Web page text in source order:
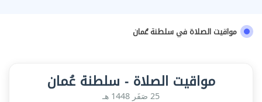
مواقيت الصلاة في سلطنة عُمان
مواقيت الصلاة - سلطنة عُمان
25 صَفَر 1448 هـ